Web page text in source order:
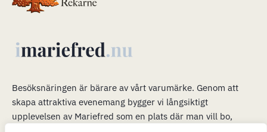
Besöksnäringen är bärare av vårt varumärke. Genom att
skapa attraktiva evenemang bygger vi långsiktigt
upplevelsen av Mariefred som en plats där man vill bo,